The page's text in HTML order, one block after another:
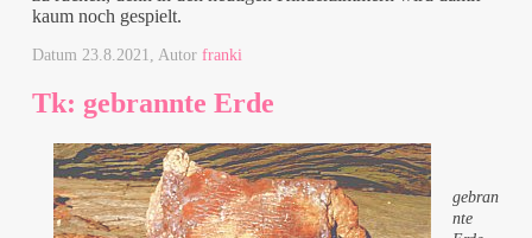
kaum noch gespielt.
Datum 23.8.2021 , Autorfranki
Tk: gebrannte Erde
gebran
nte